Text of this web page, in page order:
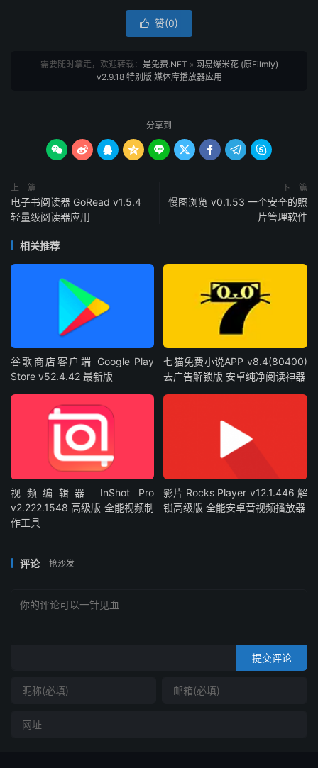
 赞(0)
需要随时拿走，欢迎转载： 是免费.NET » 网易爆米花 (原Filmly)
v2.9.18 特别版 媒体库播放器应用
分享到
        
上一篇
电子书阅读器 GoRead v1.5.4
轻量级阅读器应用
下一篇
慢图浏览 v0.1.53 一个安全的照
片管理软件
相关推荐
谷歌商店客户端 Google Play
Store v52.4.42 最新版
七猫免费小说APP v8.4(80400)
去广告解锁版 安卓纯净阅读神器
视频编辑器 InShot Pro
v2.222.1548 高级版 全能视频制
作工具
影片 Rocks Player v12.1.446 解
锁高级版 全能安卓音视频播放器
评论 抢沙发
提交评论